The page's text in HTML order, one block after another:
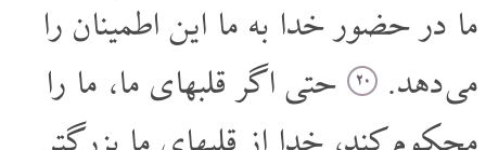
ما در حضور خدا به ما این اطمینان را
می دهد.
۲۰ حتی اگر قلبهای ما، ما را